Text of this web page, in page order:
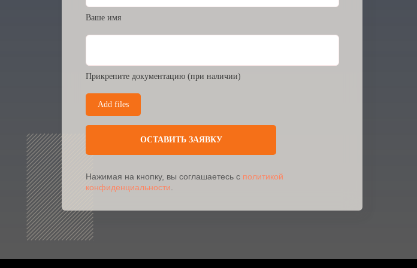
Нажимая на кнопку, вы соглашаетесь с политикой
конфиденциальности
Ваше имя
Прикрепите документацию (при наличии)
Add files
ОСТАВИТЬ ЗАЯВКУ